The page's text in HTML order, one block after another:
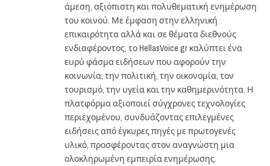
άμεση, αξιόπιστη και πολυθεματική ενημέρωση
του κοινού. Με έμφαση στην ελληνική
επικαιρότητα αλλά και σε θέματα διεθνούς
ενδιαφέροντος, το HellasVoice.gr καλύπτει ένα
ευρύ φάσμα ειδήσεων που αφορούν την
κοινωνία, την πολιτική, την οικονομία, τον
τουρισμό, την υγεία και την καθημερινότητα. Η
πλατφόρμα αξιοποιεί σύγχρονες τεχνολογίες
περιεχομένου, συνδυάζοντας επιλεγμένες
ειδήσεις από έγκυρες πηγές με πρωτογενές
υλικό, προσφέροντας στον αναγνώστη μια
ολοκληρωμένη εμπειρία ενημέρωσης.